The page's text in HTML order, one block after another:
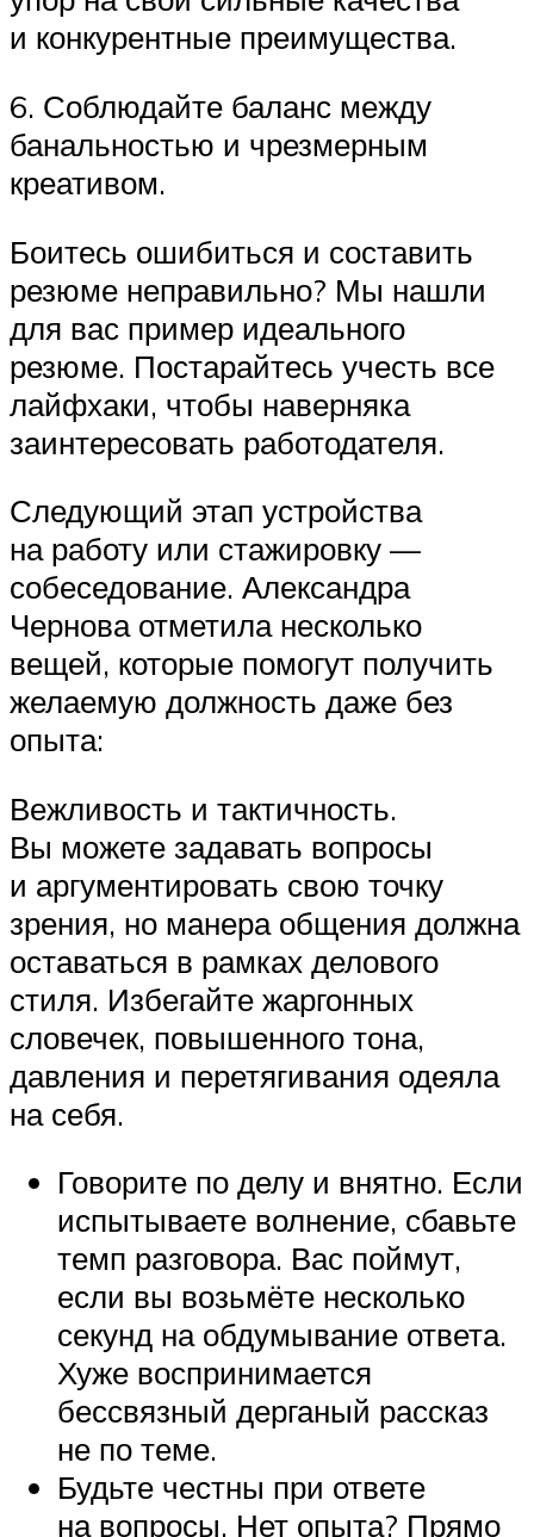
и конкурентные преимущества.
6. Соблюдайте баланс между
банальностью и чрезмерным
креативом.
Боитесь ошибиться и составить
резюме неправильно? Мы нашли
для вас пример идеального
резюме. Постарайтесь учесть все
лайфхаки, чтобы наверняка
заинтересовать работодателя.
Следующий этап устройства
на работу или стажировку —
собеседование. Александра
Чернова отметила несколько
вещей, которые помогут получить
желаемую должность даже без
опыта:
Вежливость и тактичность.
Вы можете задавать вопросы
и аргументировать свою точку
зрения, но манера общения должна
оставаться в рамках делового
стиля. Избегайте жаргонных
словечек, повышенного тона,
давления и перетягивания одеяла
на себя.
Говорите по делу и внятно. Если
испытываете волнение, сбавьте
темп разговора. Вас поймут,
если вы возьмёте несколько
секунд на обдумывание ответа.
Хуже воспринимается
бессвязный дерганый рассказ
не по теме.
Будьте честны при ответе
на вопросы. Нет опыта? Прямо